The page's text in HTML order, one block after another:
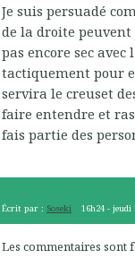
Je suis persuadé
de la droite peuvent
pas encore sec
tactiquement pour
servira le creuset
faire entendre et
fais partie des
Écrit par : Soseki 16h24 -jeudi
Les commentaires sont